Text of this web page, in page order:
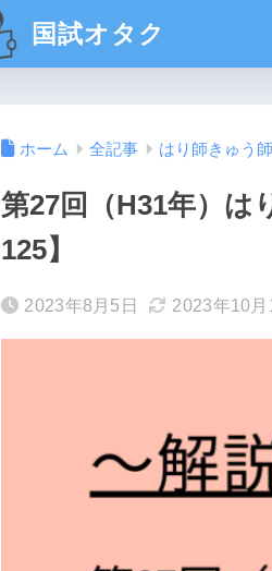
国試オタク
ホーム 全記事 はり師きゅう
第27回（H31年）は
125】
2023年8月5日 2023年10月